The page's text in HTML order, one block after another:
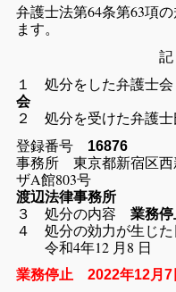
弁護士法第64条第63項
ます。
記
１ 処分をした弁
会
２ 処分を受けた弁護士
登録番号
事務所 東京都新宿区
ザA館
渡辺法律事務所
３ 処分の内容業務
４ 処分の効力が生じ
令和4年12 月8
業務停止 2022年12月7